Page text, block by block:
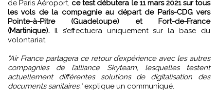
de Paris Aéroport, ce test débutera le 11 mars 2021 sur tous
les vols de la compagnie au départ de Paris-CDG vers
Pointe-à-Pitre (Guadeloupe) et Fort-de-France
(Martinique). Il s’effectuera uniquement sur la base du
volontariat.
"Air France partagera ce retour d’expérience avec les autres
compagnies de l’alliance Skyteam, lesquelles testent
actuellement différentes solutions de digitalisation des
documents sanitaires."explique un communiqué.